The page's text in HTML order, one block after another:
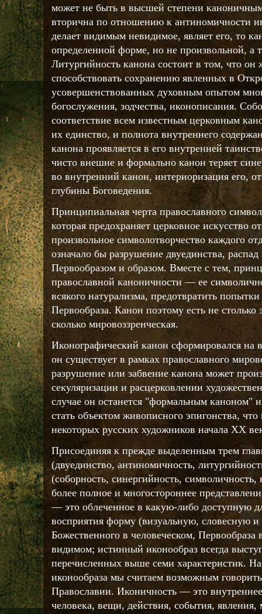
может не быть в высшей степени
вторична по отношению к антиномичности
делает видимым невидимое, являет его, то
определенной форме, но не произвольной, а
Литургийность канона состоит в том, что
способствовать сохранению явленных в
усовершенствованных духовным опытом
богослужения, зодчества, иконописания.
соответствие всем известным церковным
их единство, и полнота внутреннего
канона проявляется в его внутренней
чисто внешне и формально канон теряет
во внутренний канон, интериоризация его,
глубины Боговедения.
Принципиальная черта православного
которая предохраняет церковное искусство
произвольное символотворчество каждого
означало бы разрушение двуединства,
Первообразом и образом. Вместе с тем,
православной каноничности — ее
всякого натурализма, предотвратить
Первообраза. Канон поэтому есть не столько
сколько мировоззренческая.
Иконографический канон сформировался на
он существует в рамках православного
разрушение или забвение канона может
секуляризации и расцерковлении
случае он останется "формальным каноном" и
стать объектом живописного эпигонства,
некоторых русских художников начала XX
Присоединяя к прежде выделенным трем
(двуединство, антиномичность,
(соборность, синергийность,
более полное и многостороннее
— это облеченное в какую-либо доступную
восприятия форму (визуальную, словесную и
Божественного в человеческом, Первообраза
видимом; истинный иконообраз всегда
перечисленных выше семи характеристик.
иконообраза мы считаем возможным
Православии. Иконичность — это
человека, вещи, действия, события, явления,